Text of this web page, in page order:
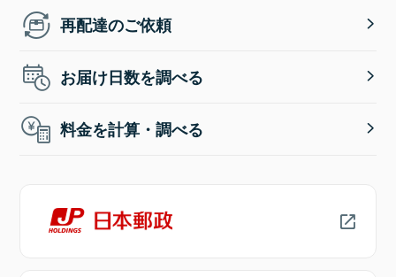
再配達のご依頼
お届け日数を調べる
料金を計算・調べる